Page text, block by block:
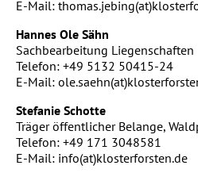
E-Mail:
Hannes Ole Sähn
Sachbearbeitung Liegenschaften
Telefon: +49 5132 50415-24
E-Mail:
Stefanie Schotte
Träger öffentlicher Belange,
Telefon: +49 171 3048581
E-Mail: info(at)klosterforsten.de